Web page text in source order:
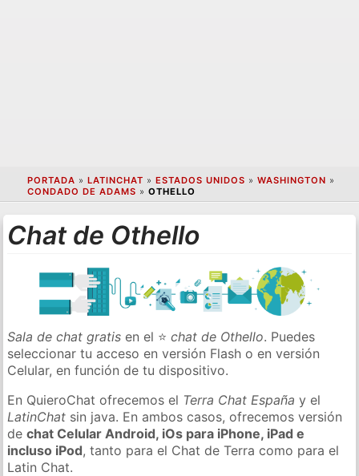
PORTADA » LATINCHAT » ESTADOS UNIDOS » WASHINGTON »
CONDADO DE ADAMS » OTHELLO
Chat de Othello
Sala de chat gratis en el ⭐chat de Othello. Puedes
seleccionar tu acceso en versión Flash o en versión
Celular, en función de tu dispositivo.
En QuieroChat ofrecemos el Terra Chat España y el
LatinChat sin java. En ambos casos, ofrecemos versión
dechat Celular Android, iOs para iPhone, iPad e
incluso iPod, tanto para el Chat de Terra como para el
Latin Chat.